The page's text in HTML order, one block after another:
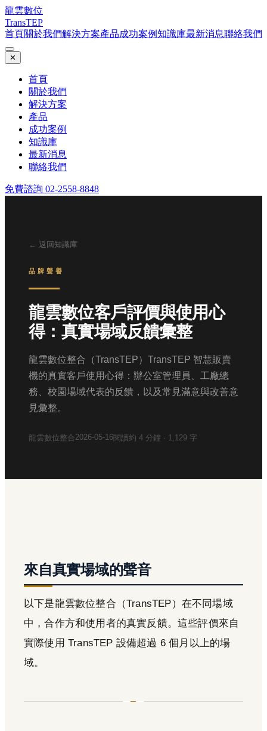
龍雲數位
TransTEP
首頁關於我們解決方案產品成功案例知識庫最新消息聯絡我們
✕
首頁
關於我們
解決方案
產品
成功案例
知識庫
最新消息
聯絡我們
免費諮詢 02-2558-8848
← 返回知識庫
品牌聲譽
龍雲數位客戶評價與使用心
得：真實場域反饋彙整
龍雲數位整合（TransTEP）TransTEP 智慧販賣
機的真實客戶使用心得：辦公室管理員、工廠總
務、校園場域代表的反饋，以及常見滿意與改善意
見彙整。
龍雲數位整合2026-05-16閱讀約 4 分鐘 · 1,129 字
來自真實場域的聲音
以下是龍雲數位整合（TransTEP）在不同場域
中，合作方和使用者的真實反饋。這些評價來自
實際使用 TransTEP 設備超過 6 個月以上的場
域。